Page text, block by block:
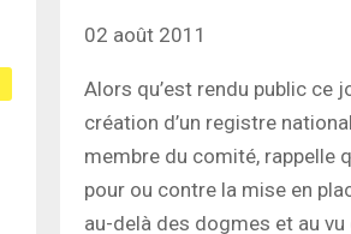
02 août 2011
Alors qu’est rendu public ce
création d’un registre
membre du comité, rappelle
pour ou contre la mise en
au-delà des dogmes et au